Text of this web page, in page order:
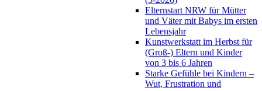
Elternstart NRW für Mütter
und Väter mit Babys im ersten
Lebensjahr
Kunstwerkstatt im Herbst für
(Groß-) Eltern und Kinder
von 3 bis 6 Jahren
Starke Gefühle bei Kindern –
Wut, Frustration und